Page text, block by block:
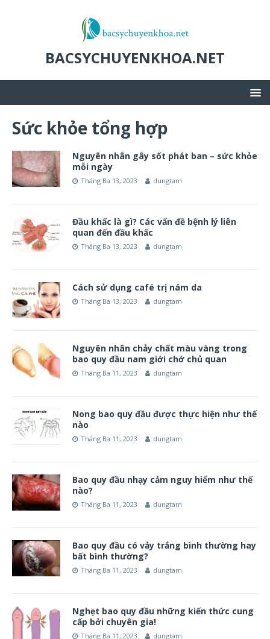
BACSYCHUYENKHOA.NET
Sức khỏe tổng hợp
Nguyên nhân gây sốt phát ban – sức khỏe
mỗi ngày
Tháng Ba 13, 2023 dungtam
Đầu khấc là gì? Các vấn đề bệnh lý liên
quan đến đầu khấc
Tháng Ba 13, 2023 dungtam
Cách sử dụng café trị nám da
Tháng Ba 13, 2023 dungtam
Nguyên nhân chảy chất màu vàng trong
bao quy đầu nam giới chớ chủ quan
Tháng Ba 11, 2023 dungtam
Nong bao quy đầu được thực hiện như thế
nào
Tháng Ba 11, 2023 dungtam
Bao quy đầu nhạy cảm nguy hiểm như thế
nào?
Tháng Ba 11, 2023 dungtam
Bao quy đầu có vảy trắng bình thường hay
bất bình thường?
Tháng Ba 11, 2023 dungtam
Nghẹt bao quy đầu những kiến thức cung
cấp bởi chuyên gia!
Tháng Ba 11, 2023 dungtam